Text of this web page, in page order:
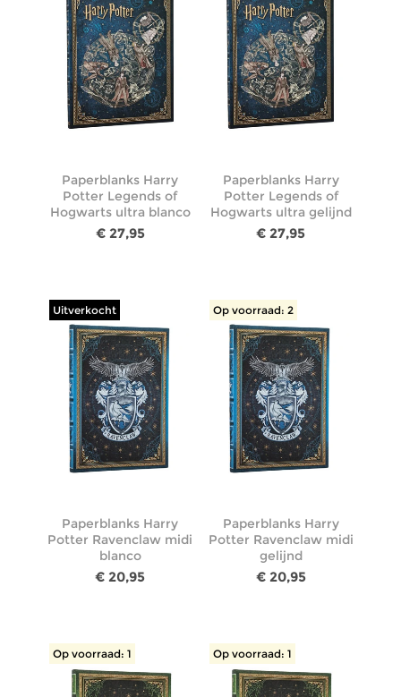
Paperblanks Harry
Potter Legends of
Hogwarts ultra blanco
€ 27,95
Paperblanks Harry
Potter Legends of
Hogwarts ultra gelijnd
€ 27,95
Uitverkocht
Paperblanks Harry
Potter Ravenclaw midi
blanco
€ 20,95
Op voorraad: 2
Paperblanks Harry
Potter Ravenclaw midi
gelijnd
€ 20,95
Op voorraad: 1 Op voorraad: 1